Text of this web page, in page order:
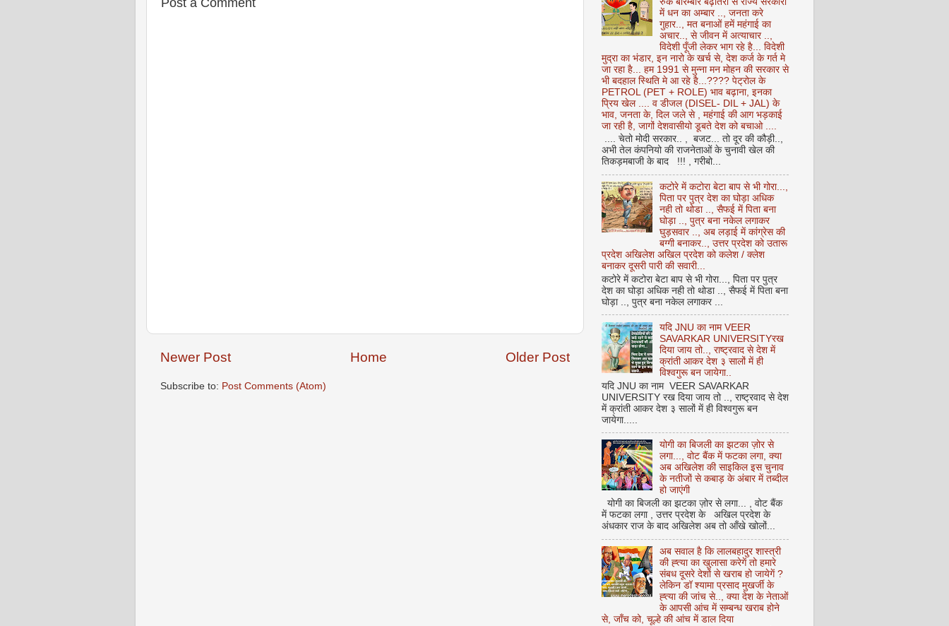
Newer Post Older Post
Home
Subscribe to: Post Comments (Atom)
में धन का अम्बार .., जनता करे
गुहार.., मत बनाओं हमें महंगाई का
अचार.., से जीवन में अत्याचार ..,
विदेशी पूँजी लेकर भाग रहे है... विदेशी
मुद्रा का भंडार, इन नारो के खर्च से, देश कर्ज के गर्त मे
जा रहा है... हम 1991 से मुन्ना मन मोहन की सरकार से
भी बदहाल स्थिति मे आ रहे है...???? पेट्रोल के
PETROL (PET + ROLE) भाव बढ़ाना, इनका
प्रिय खेल .... व डीजल (DISEL- DIL + JAL) के
भाव, जनता के, दिल जले से , महंगाई की आग भड़काई
जा रही है, जागों देशवासीयो डूबते देश को बचाओ ....
.... चेतो मोदी सरकार.. , बजट... तो दूर की कौड़ी..,
अभी तेल कंपनियो की राजनेताओं के चुनावी खेल की
तिकड़मबाजी के बाद !!! , गरीबो...
कटोरे में कटोरा बेटा बाप से भी गोरा...,
पिता पर पुत्र देश का घोड़ा अधिक
नही तो थोडा .., सैफई में पिता बना
घोड़ा .., पुत्र बना नकेल लगाकर
घुड़सवार .., अब लड़ाई में कांग्रेस की
बग्गी बनाकर.., उत्तर प्रदेश को उतारू
प्रदेश अखिलेश अखिल प्रदेश को कलेश / क्लेश
बनाकर दूसरी पारी की सवारी...
कटोरे में कटोरा बेटा बाप से भी गोरा..., पिता पर पुत्र
देश का घोड़ा अधिक नही तो थोडा .., सैफई में पिता बना
घोड़ा .., पुत्र बना नकेल लगाकर ...
यदि JNU का नाम VEER
SAVARKAR UNIVERSITYरख
दिया जाय तो.., राष्ट्रवाद से देश में
क्रांती आकर देश ३ सालों में ही
विश्वगुरू बन जायेगा..
यदि JNU का नाम VEER SAVARKAR
UNIVERSITY रख दिया जाय तो .., राष्ट्रवाद से देश
में क्रांती आकर देश ३ सालों में ही विश्वगुरू बन
जायेगा.....
योगी का बिजली का झटका ज़ोर से
लगा..., वोट बैंक में फटका लगा, क्या
अब अखिलेश की साइकिल इस चुनाव
के नतीजों से कबाड़ के अंबार में तब्दील
हो जाएंगी
योगी का बिजली का झटका ज़ोर से लगा... , वोट बैंक
में फटका लगा , उत्तर प्रदेश के अखिल प्रदेश के
अंधकार राज के बाद अखिलेश अब तो आँखे खोलों...
अब सवाल है कि लालबहादुर शास्त्री
की ह्त्या का खुलासा करेगें तो हमारे
संबध दूसरे देशों से खराब हो जायेगें ?
लेकिन डॉ श्यामा प्रसाद मुखर्जी के
ह्त्या की जांच से.., क्या देश के नेताओं
के आपसी आंच में सम्बन्ध खराब होने
से, जाँच को, चूल्हे की आंच में डाल दिया